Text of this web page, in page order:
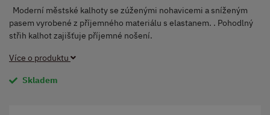
Moderní městské kalhoty se zúženými nohavicemi a sníženým
pasem vyrobené z příjemného materiálu s elastanem. . Pohodlný
střih kalhot zajišťuje příjemné nošení.
Více o produktu
Skladem